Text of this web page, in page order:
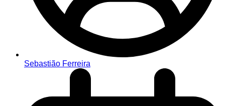
Sebastião Ferreira